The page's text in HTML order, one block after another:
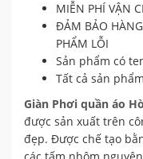
MIỄN PHÍ VẬN
ĐẢM BẢO
PHẨM LỖI
Sản phẩm có
Tất cả sản
Giàn Phơi quần áo
được sản xuất trên
đẹp. Được chế tạo